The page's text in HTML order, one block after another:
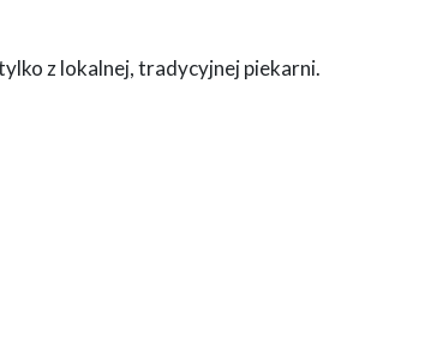
z lokalnej, tradycyjnej piekarni.